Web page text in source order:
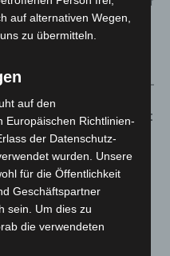
Schutzmaßnahme läuft
in Niedersachsen
auf alternativen Wegen,
zu übermitteln.
auf den
Europäischen Richtlinien-
der Datenschutz-
wurden. Unsere
für die Öffentlichkeit
Geschäftspartner
sein. Um dies zu
die verwendeten